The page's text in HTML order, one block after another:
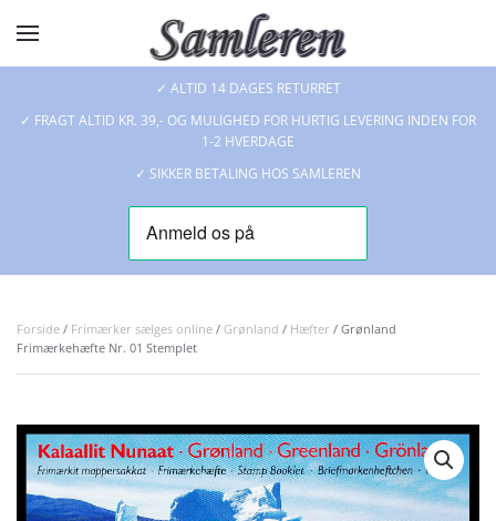
Skip to main content
✓ ALTID 14 DAGES RETURRET
✓ FRAGT ALTID KR. 39,- OG MULIGHED FOR HURTIG LEVERING INDEN FOR
1-2 HVERDAGE
✓ SIKKER BETALING HOS SAMLEREN
Forside / Frimærker sælges online / Grønland / Hæfter / Grønland
Frimærkehæfte Nr. 01 Stemplet